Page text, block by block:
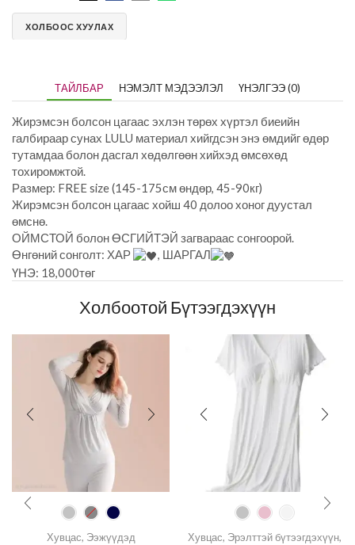
ХОЛБООС ХУУЛАХ
ТАЙЛБАР НЭМЭЛТ МЭДЭЭЛЭЛ ҮНЭЛГЭЭ (0)
Жирэмсэн болсон цагаас эхлэн төрөх хүртэл биеийн
галбираар сунах LULU материал хийгдсэн энэ өмдийг өдөр
тутамдаа болон дасгал хөдөлгөөн хийхэд өмсөхөд
тохиромжтой.
Размер: FREE size (145-175см өндөр, 45-90кг)
Жирэмсэн болсон цагаас хойш 40 долоо хоног дуустал
өмснө.
ОЙМСТОЙ болон ӨСГИЙТЭЙ загвараас сонгоорой.
Өнгөний сонголт: ХАР
, ШАРГАЛ
ҮНЭ: 18,000төг
Холбоотой Бүтээгдэхүүн
Хувцас, Ээжүүдэд Хувцас, Эрэлттэй бүтээгдэхүүн,